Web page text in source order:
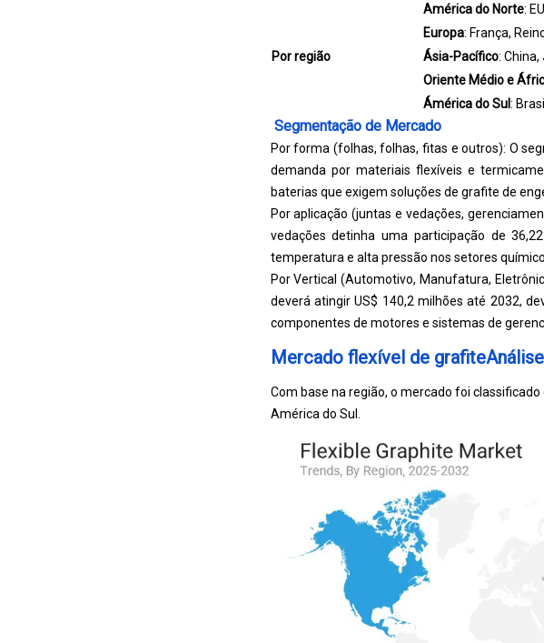
Por região
América do Norte:
Europa: França,
Ásia-Pacífico: China,
Oriente Médio e
Ámérica do Sul:
Segmentação de Mercado
Por forma (folhas, folhas, fitas e outros): O
demanda por materiais flexíveis e
baterias que exigem soluções de grafite de
Por aplicação (juntas e vedações,
vedações detinha uma participação de
temperatura e alta pressão nos setores
Por Vertical (Automotivo, Manufatura,
deverá atingir US$ 140,2 milhões até 2032,
componentes de motores e sistemas de
Mercado flexível de
Com base na região, o mercado foi
América do Sul.